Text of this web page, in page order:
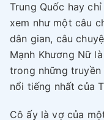
Trung Quốc hay
xem như một câu
dân gian, câu
Mạnh Khương Nữ
trong những truyền
nổi tiếng nhất của
Cô ấy là vợ của